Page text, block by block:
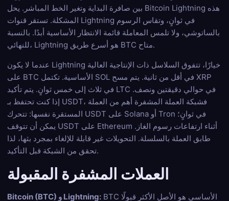
بين صافرة البداية وتغير الخط المباشر. يحل Bitcoin Lightning هذه
المشكلة. تستقر قنوات Lightning في ثوانٍ، وتقاس الرسوم
بالساتوشي، ولا تلمس المعاملة قائمة الانتظار الأساسية أبدًا. بالنسبة
للنهائي، Lightning هو أسرع طريق BTC متاح.
عندما لا يكون Lightning خيارًا، تتفوق السلاسل ذات الإنتاجية العالية
على BTC الأساسية. تكتمل SOL في أقل من ثانية. يتم مسح XRP
في ثلاث إلى خمس ثوانٍ. يتم تأكيد LTC في حوالي دقيقتين ونصف.
إذا كنت تحتفظ بـ USDT، فشبكة العملة المشفرة أهم من العملة
المستقرة نفسها: تتحرك USDT على Solana أو Tron في ثوانٍ؛
يمكن أن تتوقف USDT على Ethereum أثناء ارتفاعات رسوم الغاز.
طابق العملة بالسلسلة. التحويلات غير قابلة للإلغاء بمجرد بثها، لذا
تحقق من الشبكة قبل التأكيد.
العملات المشفرة المقبولة
Bitcoin (BTC) و Lightning: BTC الأساسي هو الأصل الأكثر قبولًا